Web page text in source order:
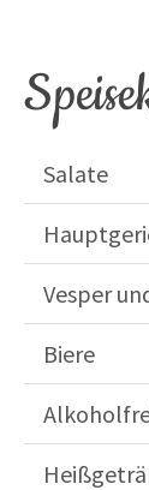
Salate
Vesper
Biere